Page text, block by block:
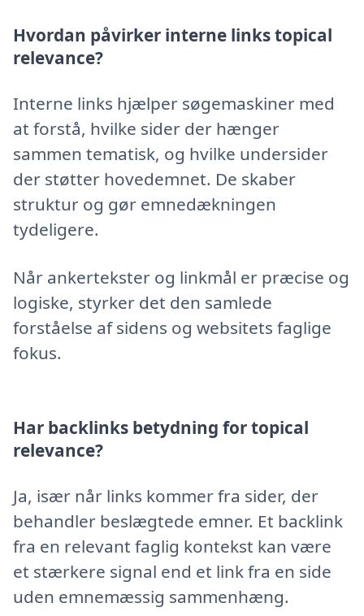
Hvordan påvirker interne links topical
relevance?
Interne links hjælper søgemaskiner med
at forstå, hvilke sider der hænger
sammen tematisk, og hvilke undersider
der støtter hovedemnet. De skaber
struktur og gør emnedækningen
tydeligere.
Når ankertekster og linkmål er præcise og
logiske, styrker det den samlede
forståelse af sidens og websitets faglige
fokus.
Har backlinks betydning for topical
relevance?
Ja, især når links kommer fra sider, der
behandler beslægtede emner. Et backlink
fra en relevant faglig kontekst kan være
et stærkere signal end et link fra en side
uden emnemæssig sammenhæng.